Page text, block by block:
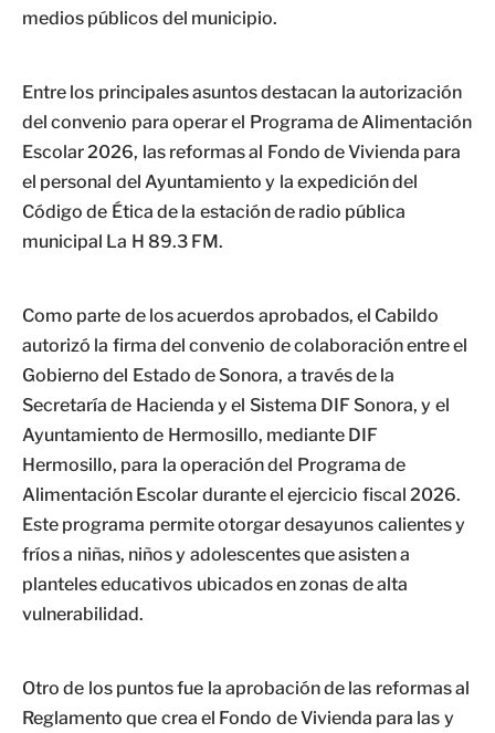
medios públicos del municipio.
Entre los principales asuntos destacan la autorización
del convenio para operar el Programa de Alimentación
Escolar 2026, las reformas al Fondo de Vivienda para
el personal del Ayuntamiento y la expedición del
Código de Ética de la estación de radio pública
municipal La H 89.3 FM.
Como parte de los acuerdos aprobados, el Cabildo
autorizó la firma del convenio de colaboración entre el
Gobierno del Estado de Sonora, a través de la
Secretaría de Hacienda y el Sistema DIF Sonora, y el
Ayuntamiento de Hermosillo, mediante DIF
Hermosillo, para la operación del Programa de
Alimentación Escolar durante el ejercicio fiscal 2026.
Este programa permite otorgar desayunos calientes y
fríos a niñas, niños y adolescentes que asisten a
planteles educativos ubicados en zonas de alta
vulnerabilidad.
Otro de los puntos fue la aprobación de las reformas al
Reglamento que crea el Fondo de Vivienda para las y